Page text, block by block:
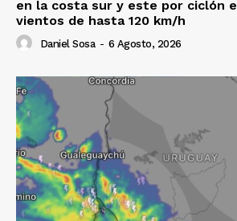
en la costa sur y este por ciclón
vientos de hasta 120 km/h
Daniel Sosa - 6 Agosto, 2026